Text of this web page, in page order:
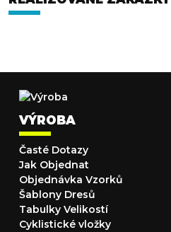
VÝROBA
Časté Dotazy
Jak Objednat
Objednávka Vzorků
Šablony Dresů
Tabulky Velikostí
Cyklistické vložky